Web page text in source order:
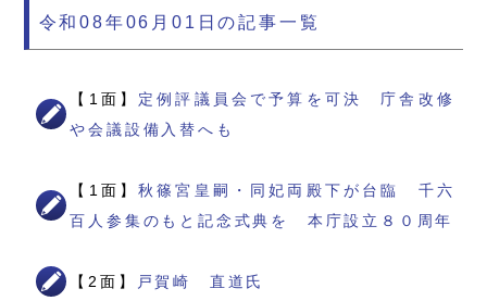
令和08年06月01日の記事一覧
【1面】 定例評議員会で予算を可決 庁舎改修
や会議設備入替へも
【1面】秋篠宮皇嗣・同妃両殿下が台臨 千六
百人参集のもと記念式典を 本庁設立８０周年
【2面】 戸賀崎 直道氏